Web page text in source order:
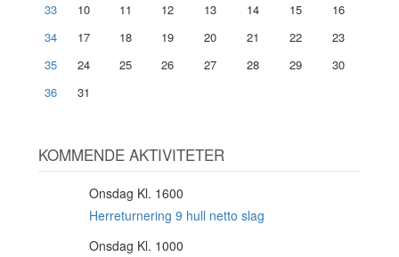
33
10 11 12 13 14 15
16
34
17 18 19 20 21 22
23
35
24 25 26 27 28 29
30
36
31
KOMMENDE AKTIVITETER
Onsdag Kl. 1600
Herreturnering 9 hull netto slag
Onsdag Kl. 1000